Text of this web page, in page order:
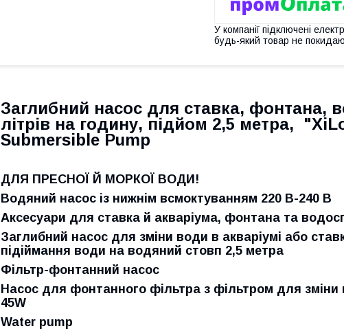
У компанії підключені
будь-який товар не
Заглибний насос для ставка, фонтана,
літрів на годину, підйом 2,5 метра,
Submersible Pump
ДЛЯ ПРЕСНОЇ Й МОРКОЇ ВОДИ!
Водяний насос із нижнім всмоктуванням 220 В-240 В
Аксесуари для ставка й акваріума, фонтана та
Заглибний насос для зміни води в акваріумі або
підіймання води на водяний стовп 2,5 метра
Фільтр-фонтанний насос
Насос для фонтанного фільтра з фільтром для зміни
45W
Water pump